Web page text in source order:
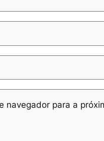
navegador para a